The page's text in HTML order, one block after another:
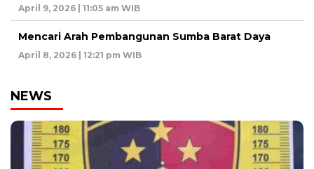
April 9, 2026 | 11:05 am WIB
Mencari Arah Pembangunan Sumba Barat Daya
April 8, 2026 | 12:21 pm WIB
NEWS